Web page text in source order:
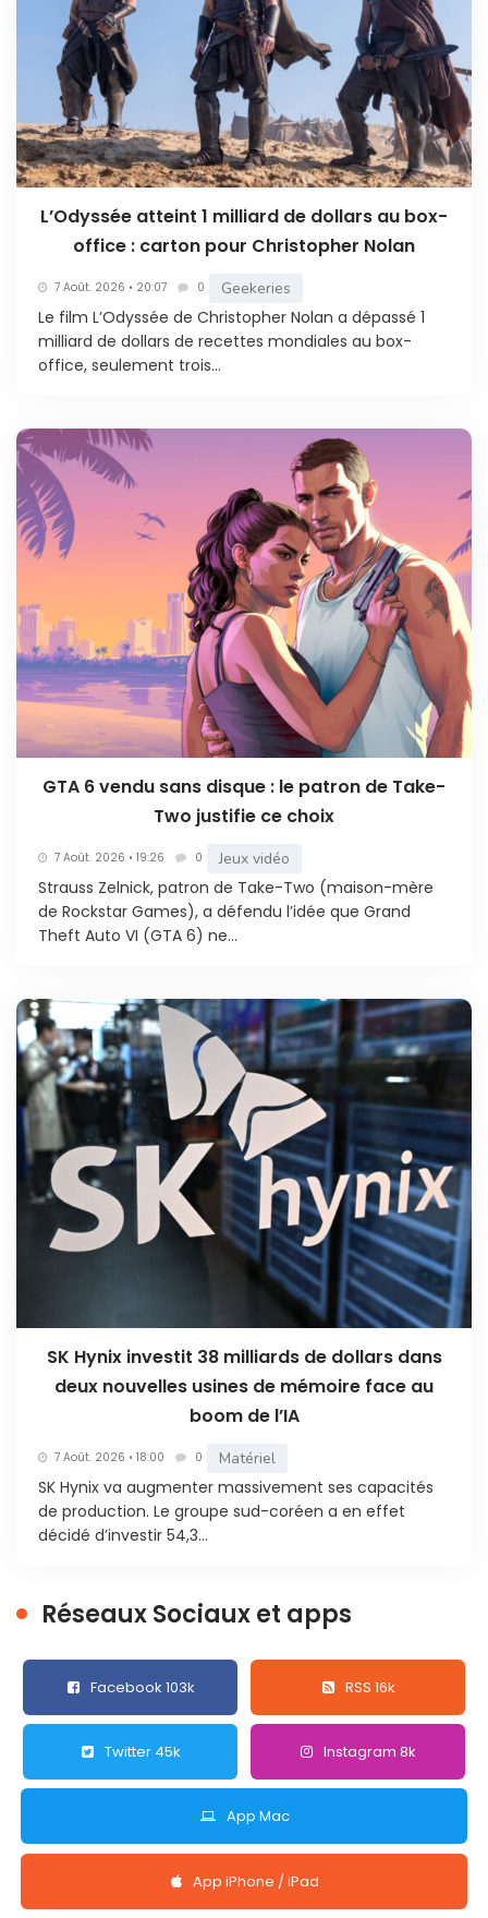
L’Odyssée atteint 1 milliard de dollars au box-
office : carton pour Christopher Nolan
7 Août. 2026 • 20:07 0 Geekeries
Le film L’Odyssée de Christopher Nolan a dépassé 1
milliard de dollars de recettes mondiales au box-
office, seulement trois...
GTA 6 vendu sans disque : le patron de Take-
Two justifie ce choix
7 Août. 2026 • 19:26 0 Jeux vidéo
Strauss Zelnick, patron de Take-Two (maison-mère
de Rockstar Games), a défendu l’idée que Grand
Theft Auto VI (GTA 6) ne...
SK Hynix investit 38 milliards de dollars dans
deux nouvelles usines de mémoire face au
boom de l’IA
7 Août. 2026 • 18:00 0 Matériel
SK Hynix va augmenter massivement ses capacités
de production. Le groupe sud-coréen a en effet
décidé d’investir 54,3...
Réseaux Sociaux et apps
Facebook 103k RSS 16k
Twitter 45k Instagram 8k
App Mac
App iPhone / iPad